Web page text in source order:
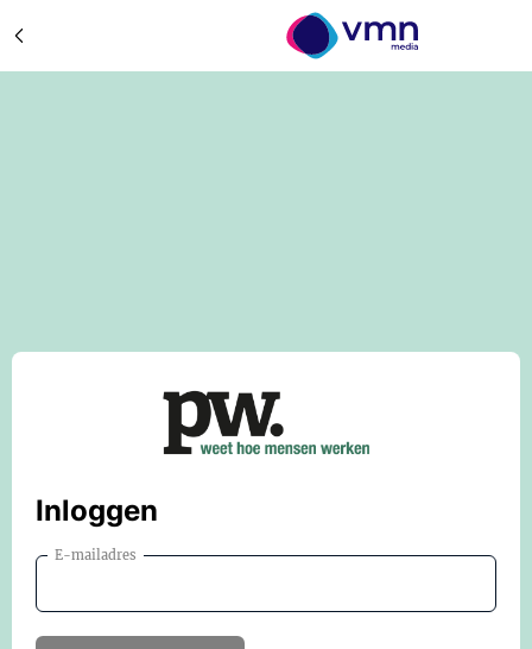
Inloggen
E-mailadres